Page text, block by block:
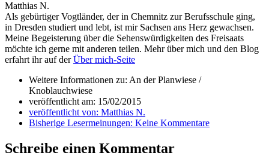
Matthias N.
Als gebürtiger Vogtländer, der in Chemnitz zur Berufsschule ging,
in Dresden studiert und lebt, ist mir Sachsen ans Herz gewachsen.
Meine Begeisterung über die Sehenswürdigkeiten des Freisaats
möchte ich gerne mit anderen teilen. Mehr über mich und den Blog
erfahrt ihr auf derÜber mich-Seite
Weitere Informationen zu: An der Planwiese /
Knoblauchwiese
veröffentlicht am: 15/02/2015
veröffentlicht von: Matthias N.
Bisherige Lesermeinungen: Keine Kommentare
Schreibe einen Kommentar